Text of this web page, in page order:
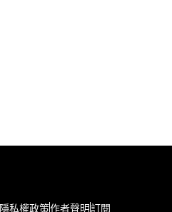
隱私權政策作者聲明訂閱